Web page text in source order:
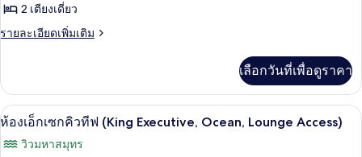
พัก
(Executive
Lounge
Access)
2 เตียงเดี่ยว
รายละเอียดเพิ่มเติม
ราย
เกี่ยว
กับ
ห้อง
(Executive
เลือกวันที่เพื่อดูราคา
เปิด
ภาพถ่าย
ตู้นิรภัยในห้องพัก, โต๊ะทำงาน, ผ้าม่าน
17
ห้องเอ็กเซกคิวทีฟ (King Executive, Ocean, Lounge Access)
วิวมหาสมุทร